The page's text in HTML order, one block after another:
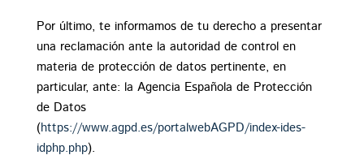
Por último, te informamos de tu derecho a presentar
una reclamación ante la autoridad de control en
materia de protección de datos pertinente, en
particular, ante: la Agencia Española de Protección
de Datos
(https://www.agpd.es/portalwebAGPD/index-ides-
idphp.php).